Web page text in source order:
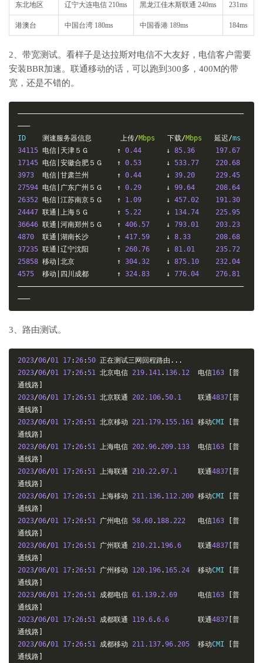
东北地区 辽宁大连电信 210ms 黑龙江佳木斯联通 240ms 231ms
港澳台 中国台湾 180ms 中国香港 189ms 184ms
2、带宽测试。看样子是达拉斯对电信不大友好，电信客户需要
安装BBR加速。联通移动的话，可以跑到300多，400M的带
宽，还是不错的。
———————————————————————————————————————————————————————
———
ID 测速服务器信息 上传/Mbps 下载/Mbps 延迟/
34115 电信|天津５Ｇ　　　　↑ 0.44 ↓ 85.36
197.67
17145 电信|安徽合肥５Ｇ　　↑ 0.53 ↓ 533.77
220.68
3973
电信|甘肃兰州　　　　↑ 0.44 ↓ 39.20
229.45
27594 电信|广东广州５Ｇ　　↑ 0.29 ↓ 99.64
208.64
26352 电信|江苏南京５Ｇ　　↑ 1.09 ↓ 457.02
191.30
24447 联通|上海５Ｇ　　　　↑ 5.22 ↓ 134.74
225.95
36646 联通|河南郑州５Ｇ　　↑ 406.57 ↓ 793.01
203.23
4870
联通|湖南长沙　　　　↑ 417.59 ↓ 8.33
208.68
37235 联通|辽宁沈阳　　　　↑ 260.76 ↓ 81.01
235.72
25858 移动|北京　　　　　　↑ 304.32 ↓ 875.10
232.04
4575
移动|四川成都　　　　↑ 324.83 ↓ 776.04
276.81
———————————————————————————————————————————————————————
———
3、路由测试。
2023/06/01 17:26:50 正在测试三网回程路由...
2023/06/01 17:26:51 北京电信 219.141. 136.12 电信163
[普
通线路]
2023/06/01 17:26:51 北京联通 202.106.50.1 联通4837 [普
通线路]
2023/06/01 17:26:51 北京移动 221.179. 155.161 移动CMI
[普
通线路]
2023/06/01 17:26:51 上海电信 202.96.209.133 电信163
[普
通线路]
2023/06/01 17:26:51 上海联通 210.22.97.1 联通4837 [普
通线路]
2023/06/01 17:26:51 上海移动 211.136. 112.200 移动CMI
[普
通线路]
2023/06/01 17:26:51 广州电信 58.60. 188.222 电信163
[普
通线路]
2023/06/01 17:26:51 广州联通 210.21. 196.6 联通4837 [普
通线路]
2023/06/01 17:26:51 广州移动 120.196. 165.24 移动CMI
[普
通线路]
2023/06/01 17:26:51 成都电信 61.139.2.69 电信163
[普
通线路]
2023/06/01 17:26:51 成都联通 119.6.6.6 联通4837 [普
通线路]
2023/06/01 17:26:51 成都移动 211.137.96.205 移动CMI
[普
通线路]